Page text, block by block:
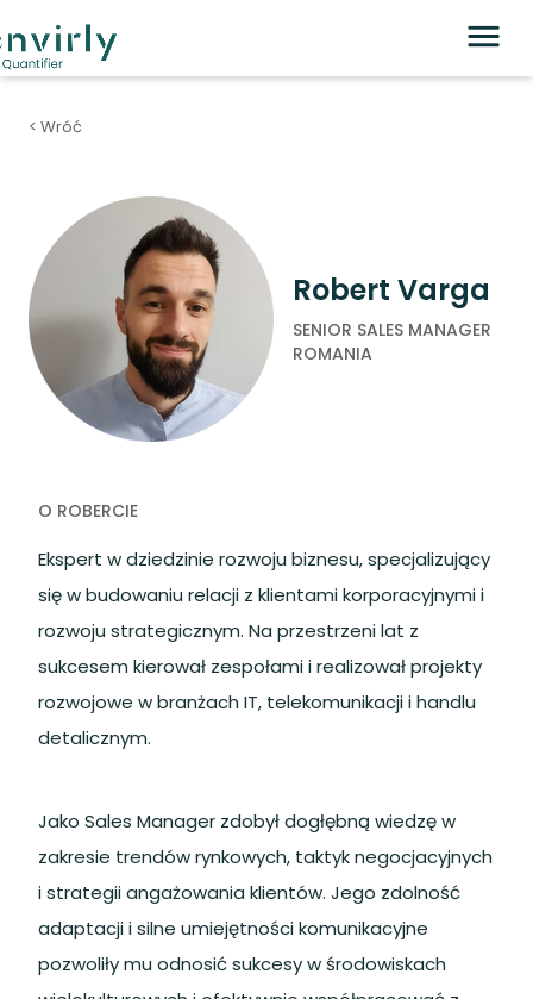
< Wróć
Robert Varga
SENIOR SALES MANAGER
ROMANIA
O ROBERCIE
Ekspert w dziedzinie rozwoju biznesu, specjalizujący
się w budowaniu relacji z klientami korporacyjnymi i
rozwoju strategicznym. Na przestrzeni lat z
sukcesem kierował zespołami i realizował projekty
rozwojowe w branżach IT, telekomunikacji i handlu
detalicznym.
Jako Sales Manager zdobył dogłębną wiedzę w
zakresie trendów rynkowych, taktyk negocjacyjnych
i strategii angażowania klientów. Jego zdolność
adaptacji i silne umiejętności komunikacyjne
pozwoliły mu odnosić sukcesy w środowiskach